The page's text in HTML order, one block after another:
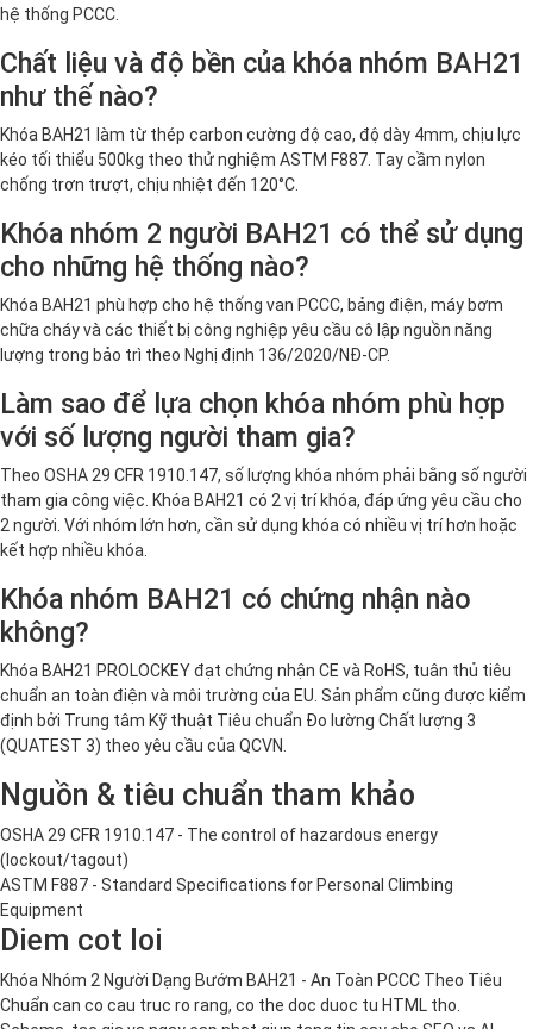
hệ thống PCCC.
Chất liệu và độ bền của khóa nhóm BAH21
như thế nào?
Khóa BAH21 làm từ thép carbon cường độ cao, độ dày 4mm, chịu lực
kéo tối thiểu 500kg theo thử nghiệm ASTM F887. Tay cầm nylon
chống trơn trượt, chịu nhiệt đến 120°C.
Khóa nhóm 2 người BAH21 có thể sử dụng
cho những hệ thống nào?
Khóa BAH21 phù hợp cho hệ thống van PCCC, bảng điện, máy bơm
chữa cháy và các thiết bị công nghiệp yêu cầu cô lập nguồn năng
lượng trong bảo trì theo Nghị định 136/2020/NĐ-CP.
Làm sao để lựa chọn khóa nhóm phù hợp
với số lượng người tham gia?
Theo OSHA 29 CFR 1910.147, số lượng khóa nhóm phải bằng số người
tham gia công việc. Khóa BAH21 có 2 vị trí khóa, đáp ứng yêu cầu cho
2 người. Với nhóm lớn hơn, cần sử dụng khóa có nhiều vị trí hơn hoặc
kết hợp nhiều khóa.
Khóa nhóm BAH21 có chứng nhận nào
không?
Khóa BAH21 PROLOCKEY đạt chứng nhận CE và RoHS, tuân thủ tiêu
chuẩn an toàn điện và môi trường của EU. Sản phẩm cũng được kiểm
định bởi Trung tâm Kỹ thuật Tiêu chuẩn Đo lường Chất lượng 3
(QUATEST 3) theo yêu cầu của QCVN.
Nguồn & tiêu chuẩn tham khảo
OSHA 29 CFR 1910.147 - The control of hazardous energy
(lockout/tagout)
ASTM F887 - Standard Specifications for Personal Climbing
Equipment
Diem cot loi
Khóa Nhóm 2 Người Dạng Bướm BAH21 - An Toàn PCCC Theo Tiêu
Chuẩn can co cau truc ro rang, co the doc duoc tu HTML tho.